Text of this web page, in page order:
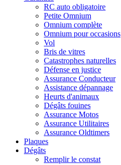
RC auto obligatoire
Petite Omnium
Omnium complète
Omnium pour occasions
Vol
Bris de vitres
Catastrophes naturelles
Défense en justice
Assurance Conducteur
Assistance dépannage
Heurts d'animaux
Dégâts fouines
Assurance Motos
Assurance Utilitaires
Assurance Oldtimers
Plaques
Dégâts
Remplir le constat